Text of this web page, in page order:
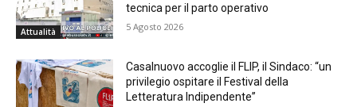
Attualità
tecnica per il parto operativo
5 Agosto 2026
Casalnuovo accoglie il FLIP, il Sindaco: “un
privilegio ospitare il Festival della
Letteratura Indipendente”